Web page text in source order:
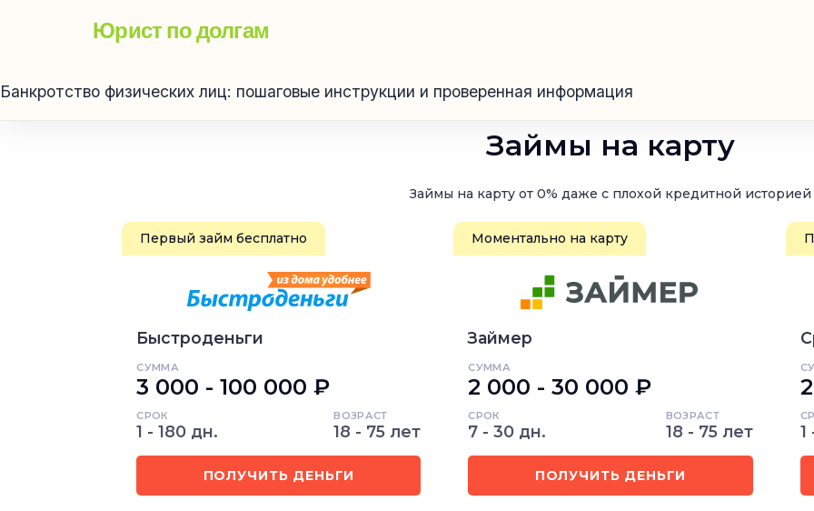
Юрист по долгам
Банкротство физических лиц: пошаговые инструкции и проверенная информация
Займы на карту
Займы на карту от 0% даже с плохой кредитной историей
Первый займ бесплатно
Быстроденьги
СУММА
3 000 - 100 000 ₽
СРОК
1 - 180 дн.
ВОЗРАСТ
18 - 75 лет
ПОЛУЧИТЬ ДЕНЬГИ
Моментально на карту
Займер
СУММА
2 000 - 30 000 ₽
СРОК
7 - 30 дн.
ВОЗРАСТ
18 - 75 лет
ПОЛУЧИТЬ ДЕНЬГИ
1